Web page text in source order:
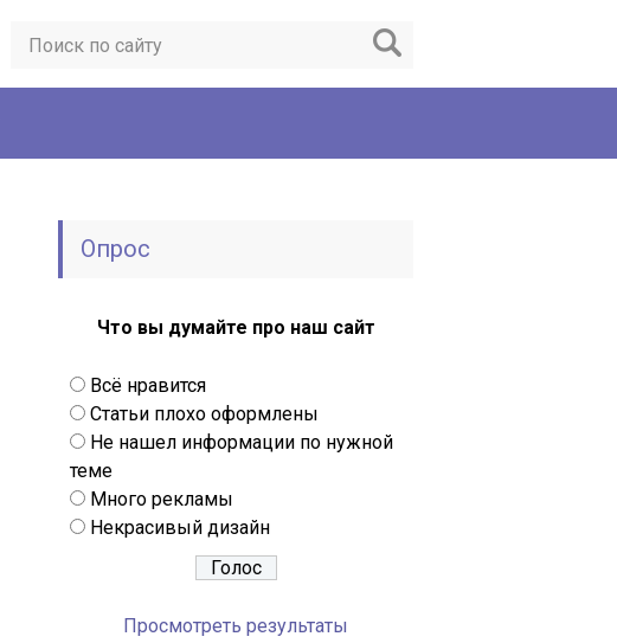
Опрос
Что вы думайте про наш сайт
Всё нравится
Статьи плохо оформлены
Не нашел информации по нужной
теме
Много рекламы
Некрасивый дизайн
Просмотреть результаты